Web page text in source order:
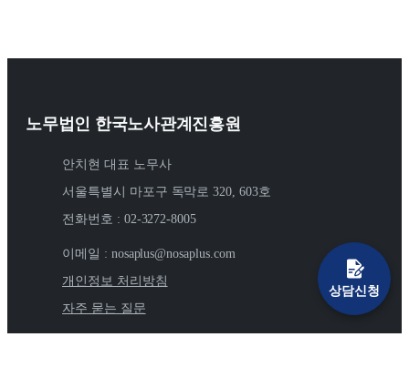
상담신청
노무법인 한국노사관계진흥원
안치현 대표 노무사
서울특별시 마포구 독막로 320, 603호
전화번호 : 02-3272-8005
이메일 : nosaplus@nosaplus.com
개인정보 처리방침
자주 묻는 질문